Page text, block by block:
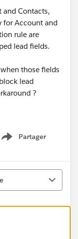
and Contacts,
for Account and
rule are
lead fields.
those fields
lead
?
Partager
Show menu